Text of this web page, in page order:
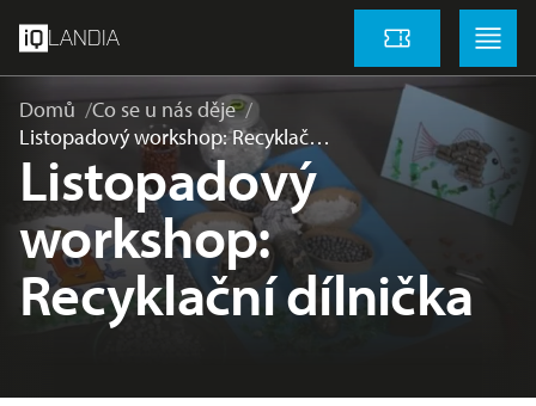
LANDIA Vstupenky
Menu
Domů
Co se u nás děje
Listopadový workshop: Recyklač…
Listopadový
workshop:
Recyklační dílnička